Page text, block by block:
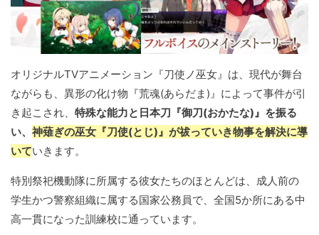
オリジナルTVアニメーション『刀使ノ巫女』は、現代が舞台
ながらも、異形の化け物『荒魂(あらだま)』によって事件が引
き起こされ、 特殊な能力と日本刀『御刀(おかたな)』を振る
い、 神薙ぎの巫女『刀使(とじ)』が祓っていき物事を解決に導
いていきます。
特別祭祀機動隊に所属する彼女たちのほとんどは、成人前の
学生かつ警察組織に属する国家公務員で、全国5か所にある中
高一貫になった訓練校に通っています。